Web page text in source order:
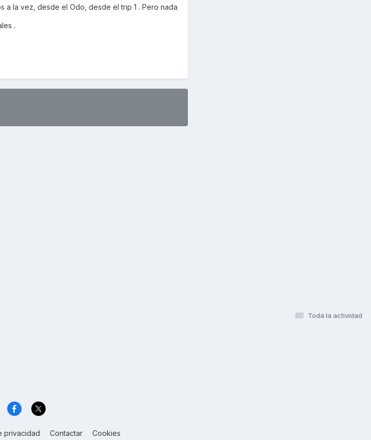
la vez, desde el Odo, desde el trip 1 . Pero nada
.
Toda la actividad
privacidad Contactar Cookies